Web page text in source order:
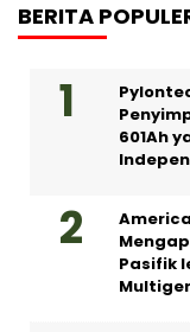
BERITA
601Ah
Pasifik